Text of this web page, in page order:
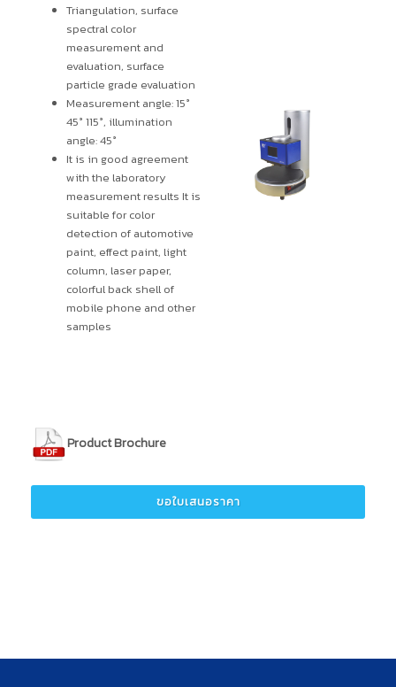
Triangulation, surface
spectral color
measurement and
evaluation, surface
particle grade evaluation
Measurement angle: 15°
45° 115°, illumination
angle: 45°
It is in good agreement
with the laboratory
measurement results It is
suitable for color
detection of automotive
paint, effect paint, light
column, laser paper,
colorful back shell of
mobile phone and other
samples
Product Brochure
ขอใบเสนอราคา